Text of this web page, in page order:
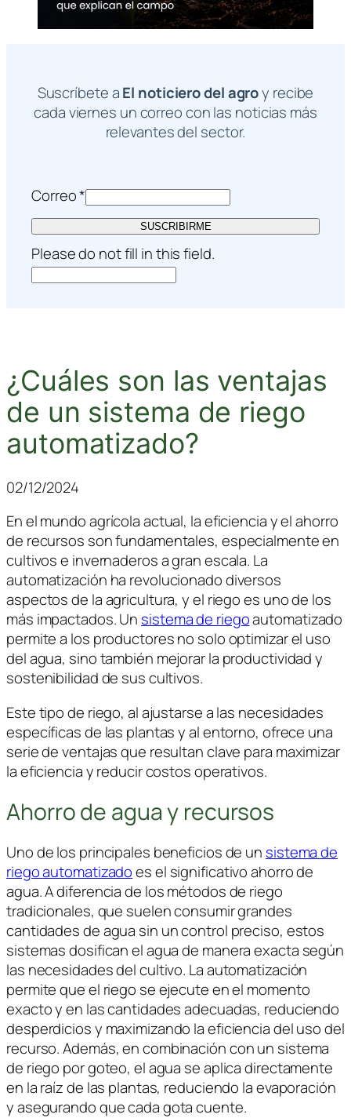
Suscríbete aEl noticiero del agroy recibe
cada viernes un correo con las noticias más
relevantes del sector.
Correo*
SUSCRIBIRME
Please do not fill in this field.
¿Cuáles son las ventajas
de un sistema de riego
automatizado?
02/12/2024
En el mundo agrícola actual, la eficiencia y el ahorro
de recursos son fundamentales, especialmente en
cultivos e invernaderos a gran escala. La
automatización ha revolucionado diversos
aspectos de la agricultura, y el riego es uno de los
más impactados. Un sistema de riegoautomatizado
permite a los productores no solo optimizar el uso
del agua, sino también mejorar la productividad y
sostenibilidad de sus cultivos.
Este tipo de riego, al ajustarse a las necesidades
específicas de las plantas y al entorno, ofrece una
serie de ventajas que resultan clave para maximizar
la eficiencia y reducir costos operativos.
Ahorro de agua y recursos
Uno de los principales beneficios de un sistema de
riego automatizadoes el significativo ahorro de
agua. A diferencia de los métodos de riego
tradicionales, que suelen consumir grandes
cantidades de agua sin un control preciso, estos
sistemas dosifican el agua de manera exacta según
las necesidades del cultivo. La automatización
permite que el riego se ejecute en el momento
exacto y en las cantidades adecuadas, reduciendo
desperdicios y maximizando la eficiencia del uso del
recurso. Además, en combinación con un sistema
de riego por goteo, el agua se aplica directamente
en la raíz de las plantas, reduciendo la evaporación
y asegurando que cada gota cuente.